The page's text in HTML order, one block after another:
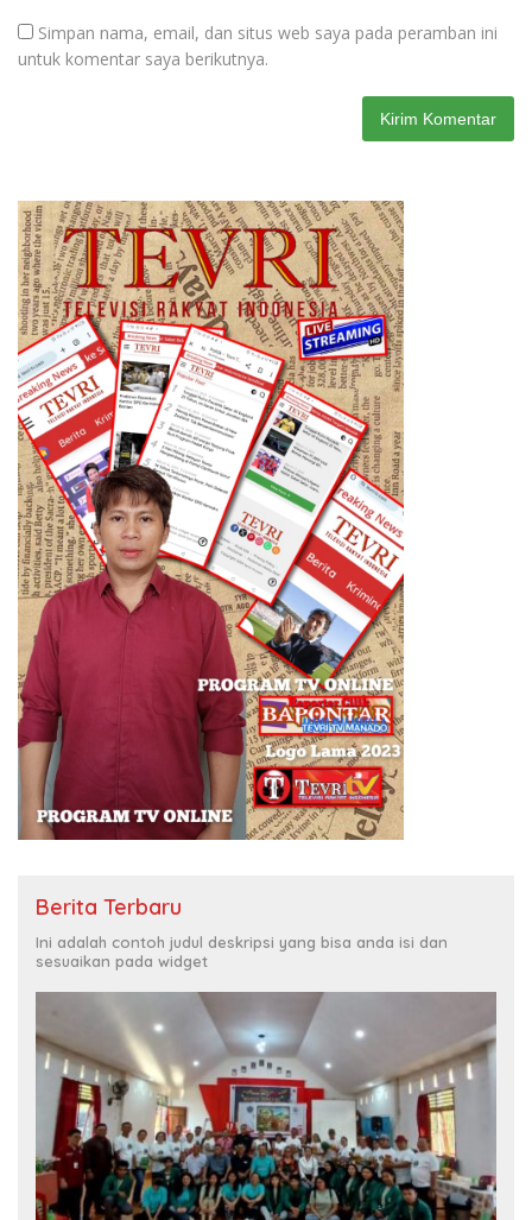
Simpan nama, email, dan situs web saya pada peramban ini
untuk komentar saya berikutnya.
Berita Terbaru
Ini adalah contoh judul deskripsi yang bisa anda isi dan
sesuaikan pada widget